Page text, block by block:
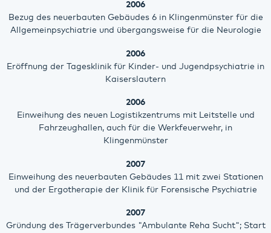
2006
Bezug des neuerbauten Gebäudes 6 in Klingenmünster für die
Allgemeinpsychiatrie und übergangsweise für die Neurologie
2006
Eröffnung der Tagesklinik für Kinder- und Jugendpsychiatrie in
Kaiserslautern
2006
Einweihung des neuen Logistikzentrums mit Leitstelle und
Fahrzeughallen, auch für die Werkfeuerwehr, in
Klingenmünster
2007
Einweihung des neuerbauten Gebäudes 11 mit zwei Stationen
und der Ergotherapie der Klinik für Forensische Psychiatrie
2007
Gründung des Trägerverbundes "Ambulante Reha Sucht"; Start